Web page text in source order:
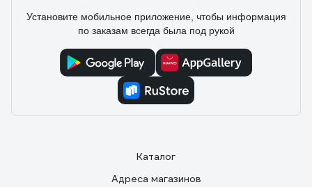
Установите мобильное приложение, чтобы информация
по заказам всегда была под рукой
Каталог
Адреса магазинов